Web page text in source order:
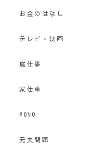
お金のはなし
テレビ・映画
庭仕事
家仕事
MONO
元夫問題